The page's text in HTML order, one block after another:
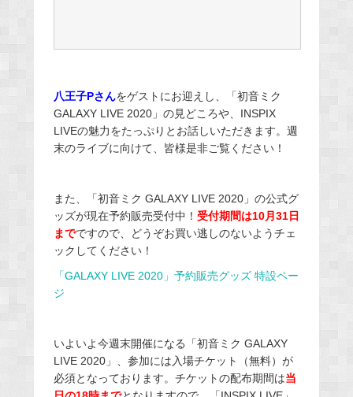
八王子Pさんをゲストにお迎えし、「初音ミク
GALAXY LIVE 2020」の見どころや、INSPIX
LIVEの魅力をたっぷりとお話しいただきます。週
末のライブに向けて、皆様是非ご覧ください！
また、「初音ミク GALAXY LIVE 2020」の公式グ
ッズが現在予約販売受付中！ 受付期間は10月31日
までですので、どうぞお買い逃しのないようチェ
ックしてください！
「GALAXY LIVE 2020」予約販売グッズ 特設ペー
ジ
いよいよ今週末開催になる「初音ミク GALAXY
LIVE 2020」、参加には入場チケット（無料）が
必須となっております。チケットの配布期間は当